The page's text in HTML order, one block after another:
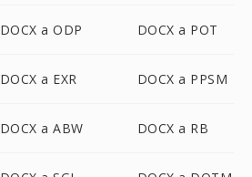
DOCX a ODP DOCX a POT
DOCX a EXR DOCX a PPSM
DOCX a ABW DOCX a RB